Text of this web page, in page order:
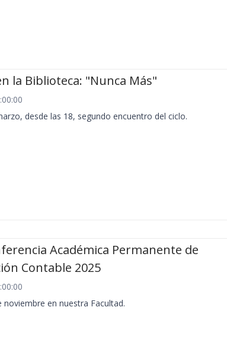
la Biblioteca: "Nunca Más"
desde las 18, segundo encuentro del ciclo.
Académica Permanente de
Contable 2025
noviembre en nuestra Facultad.